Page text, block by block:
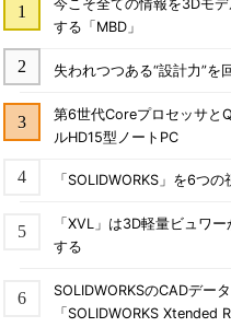
今こそ全ての情報を3Dモ
する「MBD」
失われつつある“設計力”を
第6世代Coreプロセッサと
ルHD15型ノートPC
「SOLIDWORKS」を6つ
「XVL」は3D軽量ビュワ
する
SOLIDWORKSのCADデー
「SOLIDWORKS Xtended